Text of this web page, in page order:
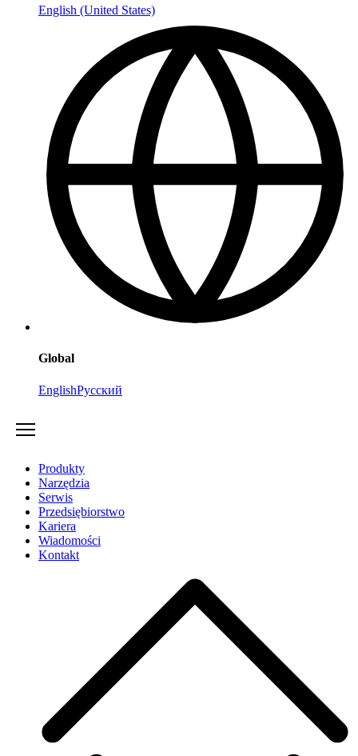
English (United States)
Global
EnglishРусский
Produkty
Narzędzia
Serwis
Przedsiębiorstwo
Kariera
Wiadomości
Kontakt